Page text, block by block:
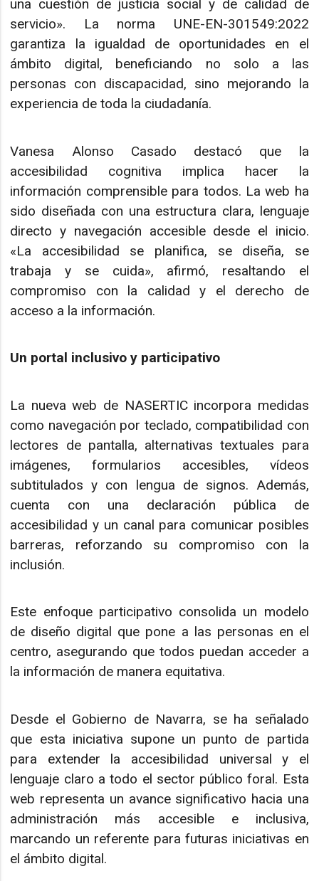
una cuestión de justicia social y de calidad de
servicio». La norma UNE-EN-301549:2022
garantiza la igualdad de oportunidades en el
ámbito digital, beneficiando no solo a las
personas con discapacidad, sino mejorando la
experiencia de toda la ciudadanía.
Vanesa Alonso Casado destacó que la
accesibilidad cognitiva implica hacer la
información comprensible para todos. La web ha
sido diseñada con una estructura clara, lenguaje
directo y navegación accesible desde el inicio.
«La accesibilidad se planifica, se diseña, se
trabaja y se cuida», afirmó, resaltando el
compromiso con la calidad y el derecho de
acceso a la información.
Un portal inclusivo y participativo
La nueva web de NASERTIC incorpora medidas
como navegación por teclado, compatibilidad con
lectores de pantalla, alternativas textuales para
imágenes, formularios accesibles, vídeos
subtitulados y con lengua de signos. Además,
cuenta con una declaración pública de
accesibilidad y un canal para comunicar posibles
barreras, reforzando su compromiso con la
inclusión.
Este enfoque participativo consolida un modelo
de diseño digital que pone a las personas en el
centro, asegurando que todos puedan acceder a
la información de manera equitativa.
Desde el Gobierno de Navarra, se ha señalado
que esta iniciativa supone un punto de partida
para extender la accesibilidad universal y el
lenguaje claro a todo el sector público foral. Esta
web representa un avance significativo hacia una
administración más accesible e inclusiva,
marcando un referente para futuras iniciativas en
el ámbito digital.